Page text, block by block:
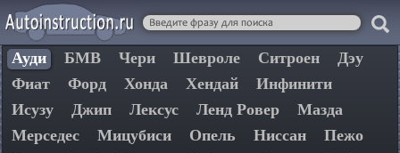
Ауди БМВ Чери Шевроле Ситроен
Дэу
Фиат
Форд Хонда Хендай
Инфинити
Исузу
Джип Лексус Ленд Ровер
Мазда
Мерседес
Мицубиси Опель Ниссан
Пежо